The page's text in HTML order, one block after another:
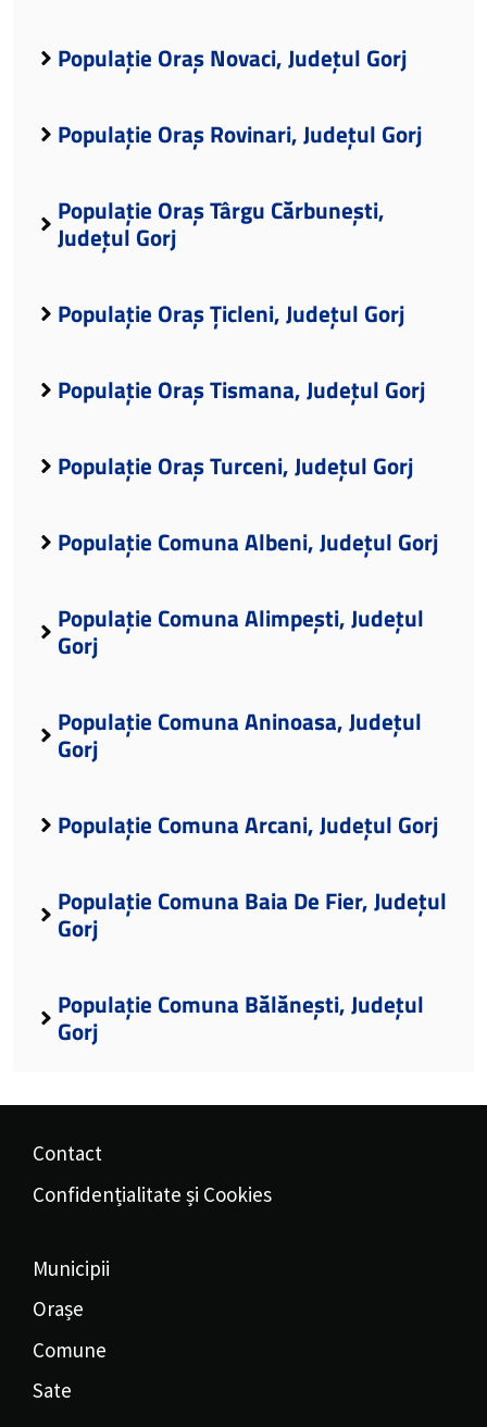
Populație Oraș Novaci, Județul Gorj
Populație Oraș Rovinari, Județul Gorj
Populație Oraș Târgu Cărbunești,
Județul Gorj
Populație Oraș Țicleni, Județul Gorj
Populație Oraș Tismana, Județul Gorj
Populație Oraș Turceni, Județul Gorj
Populație Comuna Albeni, Județul Gorj
Populație Comuna Alimpești, Județul
Gorj
Populație Comuna Aninoasa, Județul
Gorj
Populație Comuna Arcani, Județul Gorj
Populație Comuna Baia De Fier, Județul
Gorj
Populație Comuna Bălănești, Județul
Gorj
Contact
Confidențialitate și Cookies
Municipii
Orașe
Comune
Sate